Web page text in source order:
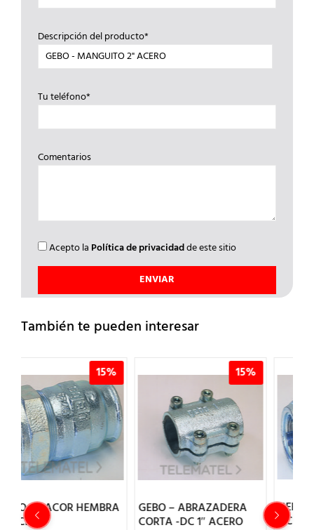
Descripción del producto*
Tu teléfono*
Comentarios
Acepto la Política de privacidadde este sitio
También te pueden interesar
15%
GEBO – ABRAZADERA
CORTA -DC 1″ ACERO
15%
GEBO – MANGUITO 1.1/2″
ACERO